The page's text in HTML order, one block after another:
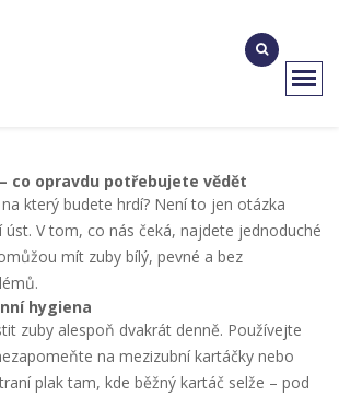
co opravdu potřebujete vědět
který budete hrdí? Není to jen otázka
úst. V tom, co nás čeká, najdete jednoduché
mít zuby bílý, pevné a bez
hygiena
zuby alespoň dvakrát denně. Používejte
na mezizubní kartáčky nebo
plak tam, kde běžný kartáč selže – pod